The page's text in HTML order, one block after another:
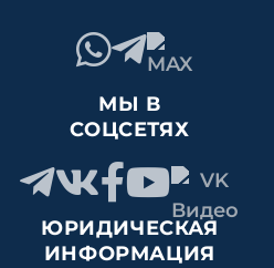
МЫ В
СОЦСЕТЯХ
ЮРИДИЧЕСКАЯ
ИНФОРМАЦИЯ